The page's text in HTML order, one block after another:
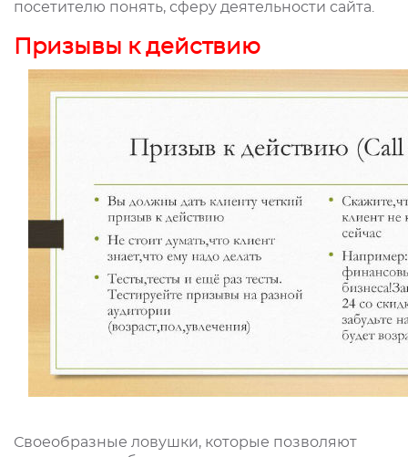
посетителю понять, сферу деятельности сайта.
Призывы к действию
Своеобразные ловушки, которые позволяют